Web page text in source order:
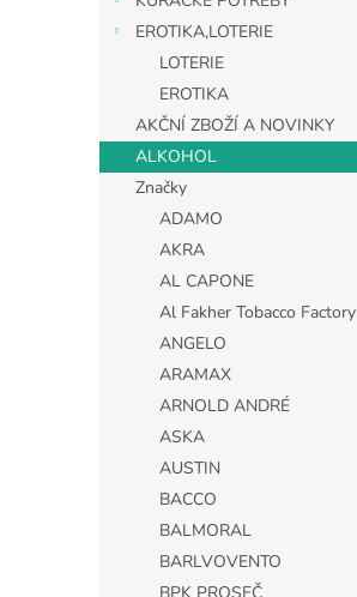
EROTIKA,LOTERIE
LOTERIE
EROTIKA
AKČNÍ ZBOŽÍ A NOVINKY
ALKOHOL
Značky
ADAMO
AKRA
AL CAPONE
Al Fakher Tobacco Factory
ANGELO
ARAMAX
ARNOLD ANDRÉ
ASKA
AUSTIN
BACCO
BALMORAL
BARLVOVENTO
BPK PROSEČ